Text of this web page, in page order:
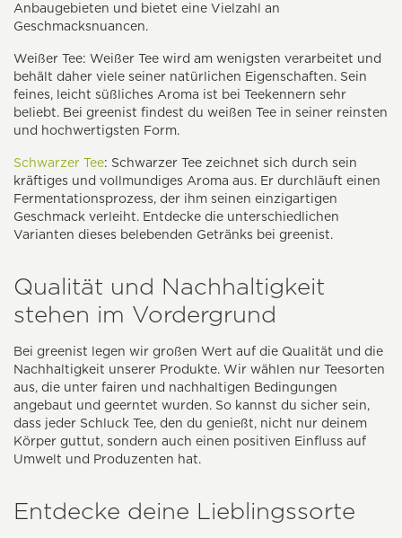
Anbaugebieten und bietet eine Vielzahl an
Geschmacksnuancen.
Weißer Tee: Weißer Tee wird am wenigsten verarbeitet und
behält daher viele seiner natürlichen Eigenschaften. Sein
feines, leicht süßliches Aroma ist bei Teekennern sehr
beliebt. Bei greenist findest du weißen Tee in seiner reinsten
und hochwertigsten Form.
Schwarzer Tee: Schwarzer Tee zeichnet sich durch sein
kräftiges und vollmundiges Aroma aus. Er durchläuft einen
Fermentationsprozess, der ihm seinen einzigartigen
Geschmack verleiht. Entdecke die unterschiedlichen
Varianten dieses belebenden Getränks bei greenist.
Qualität und Nachhaltigkeit
stehen im Vordergrund
Bei greenist legen wir großen Wert auf die Qualität und die
Nachhaltigkeit unserer Produkte. Wir wählen nur Teesorten
aus, die unter fairen und nachhaltigen Bedingungen
angebaut und geerntet wurden. So kannst du sicher sein,
dass jeder Schluck Tee, den du genießt, nicht nur deinem
Körper guttut, sondern auch einen positiven Einfluss auf
Umwelt und Produzenten hat.
Entdecke deine Lieblingssorte